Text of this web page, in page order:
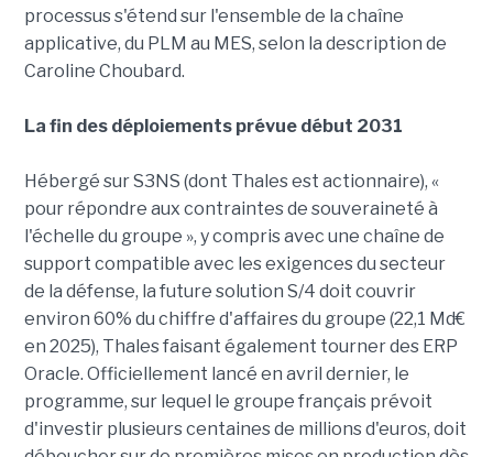
processus s'étend sur l'ensemble de la chaîne
applicative, du PLM au MES, selon la description de
Caroline Choubard.
La fin des déploiements prévue début 2031
Hébergé sur S3NS (dont Thales est actionnaire), «
pour répondre aux contraintes de souveraineté à
l'échelle du groupe », y compris avec une chaîne de
support compatible avec les exigences du secteur
de la défense, la future solution S/4 doit couvrir
environ 60% du chiffre d'affaires du groupe (22,1 Md€
en 2025), Thales faisant également tourner des ERP
Oracle. Officiellement lancé en avril dernier, le
programme, sur lequel le groupe français prévoit
d'investir plusieurs centaines de millions d'euros, doit